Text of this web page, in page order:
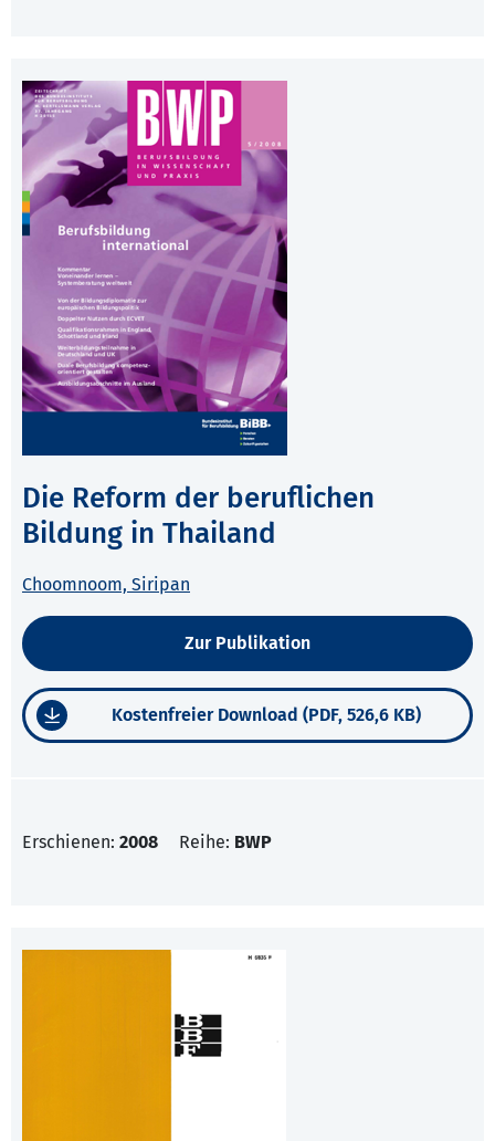
Die Reform der beruflichen
Bildung in Thailand
Choomnoom, Siripan
Zur Publikation
Kostenfreier Download (PDF, 526,6 KB)
Erschienen: 2008 Reihe: BWP